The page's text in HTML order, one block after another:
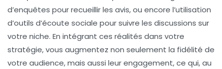
d’enquêtes pour recueillir les avis, ou encore l’utilisation
d’outils d’écoute sociale pour suivre les discussions sur
votre niche. En intégrant ces réalités dans votre
stratégie, vous augmentez non seulement la fidélité de
votre audience, mais aussi leur engagement, ce qui, au